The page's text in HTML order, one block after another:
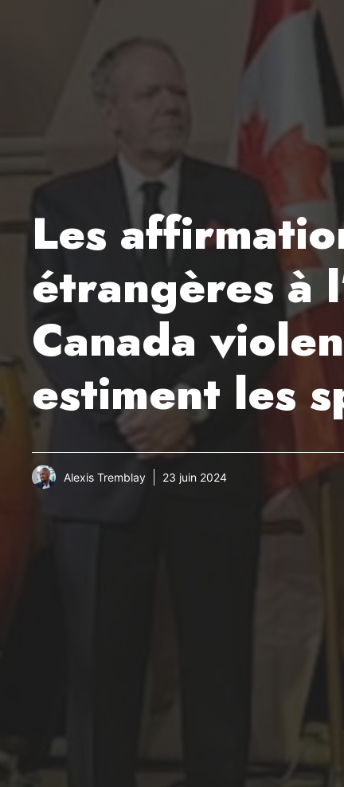
Les
étrangères à
Canada
estiment les
Alexis Tremblay 23 juin 2024